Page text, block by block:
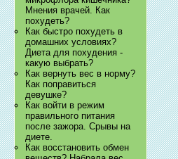
Мнения врачей. Как
похудеть?
Как быстро похудеть в
домашних условиях?
Диета для похудения -
какую выбрать?
Как вернуть вес в норму?
Как поправиться
девушке?
Как войти в режим
правильного питания
после зажора. Срывы на
диете.
Как восстановить обмен